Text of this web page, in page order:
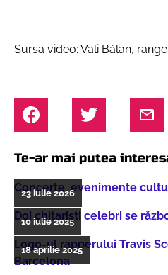
Sursa video: Vali Bălan,
Te-ar mai putea
Concerte, evenimente
23 iulie 2026
Doi chitarişti celebri se
10 iulie 2025
Logo-ul rapperului Travis
Barcelona
18 aprilie 2025